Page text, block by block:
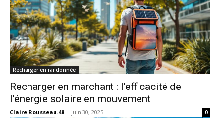
Recharger en randonnée
Recharger en marchant : l’efficacité de
l’énergie solaire en mouvement
Claire.Rousseau.48 - juin 30, 2025 0